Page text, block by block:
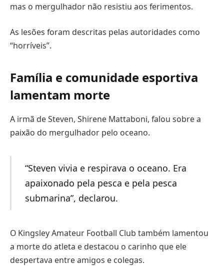
mas o mergulhador não resistiu aos ferimentos.
As lesões foram descritas pelas autoridades como
“horríveis”.
Família e comunidade esportiva
lamentam morte
A irmã de Steven, Shirene Mattaboni, falou sobre a
paixão do mergulhador pelo oceano.
“Steven vivia e respirava o oceano. Era
apaixonado pela pesca e pela pesca
submarina”, declarou.
O Kingsley Amateur Football Club também lamentou
a morte do atleta e destacou o carinho que ele
despertava entre amigos e colegas.